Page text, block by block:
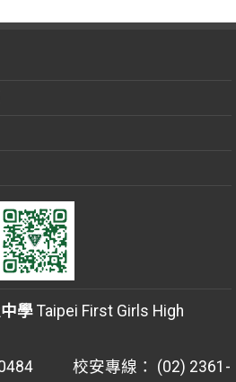
學Taipei First Girls High
校安專線： (02) 2361-